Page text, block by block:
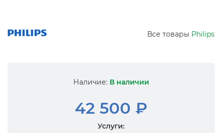
Все товары Philips
Наличие: В наличии
42 500 ₽
Услуги: